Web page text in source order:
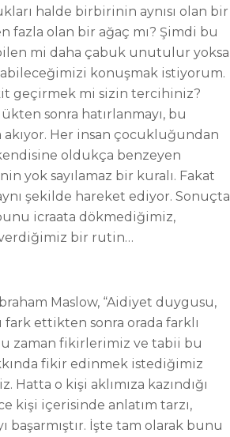
halde birbirinin aynısı olan bir
fazla olan bir ağaç mı? Şimdi bu
mi daha çabuk unutulur yoksa
konuşmak istiyorum.
geçirmek mi sizin tercihiniz?
sonra hatırlanmayı, bu
Her insan çocukluğundan
oldukça benzeyen
yok sayılamaz bir kuralı. Fakat
şekilde hareket ediyor. Sonuçta
icraata dökmediğimiz,
verdiğimiz bir rutin…
Maslow, “Aidiyet duygusu,
ettikten sonra orada farklı
zaman fikirlerimiz ve tabii bu
fikir edinmek istediğimiz
o kişi aklımıza kazındığı
kişi içerisinde anlatım tarzı,
başarmıştır. İşte tam olarak bunu